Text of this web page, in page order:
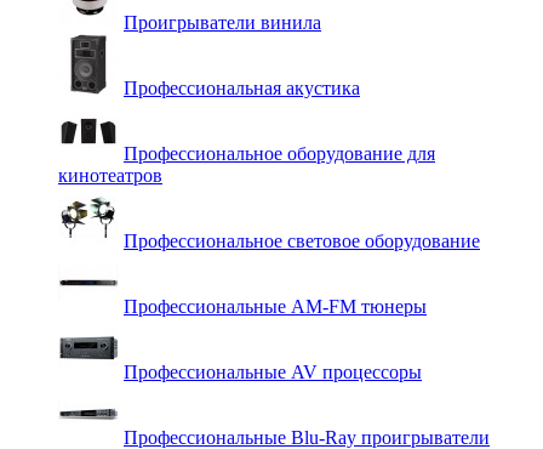
Проигрыватели винила
Профессиональная акустика
Профессиональное оборудование для
кинотеатров
Профессиональное световое оборудование
Профессиональные AM-FM тюнеры
Профессиональные AV процессоры
Профессиональные Blu-Ray проигрыватели